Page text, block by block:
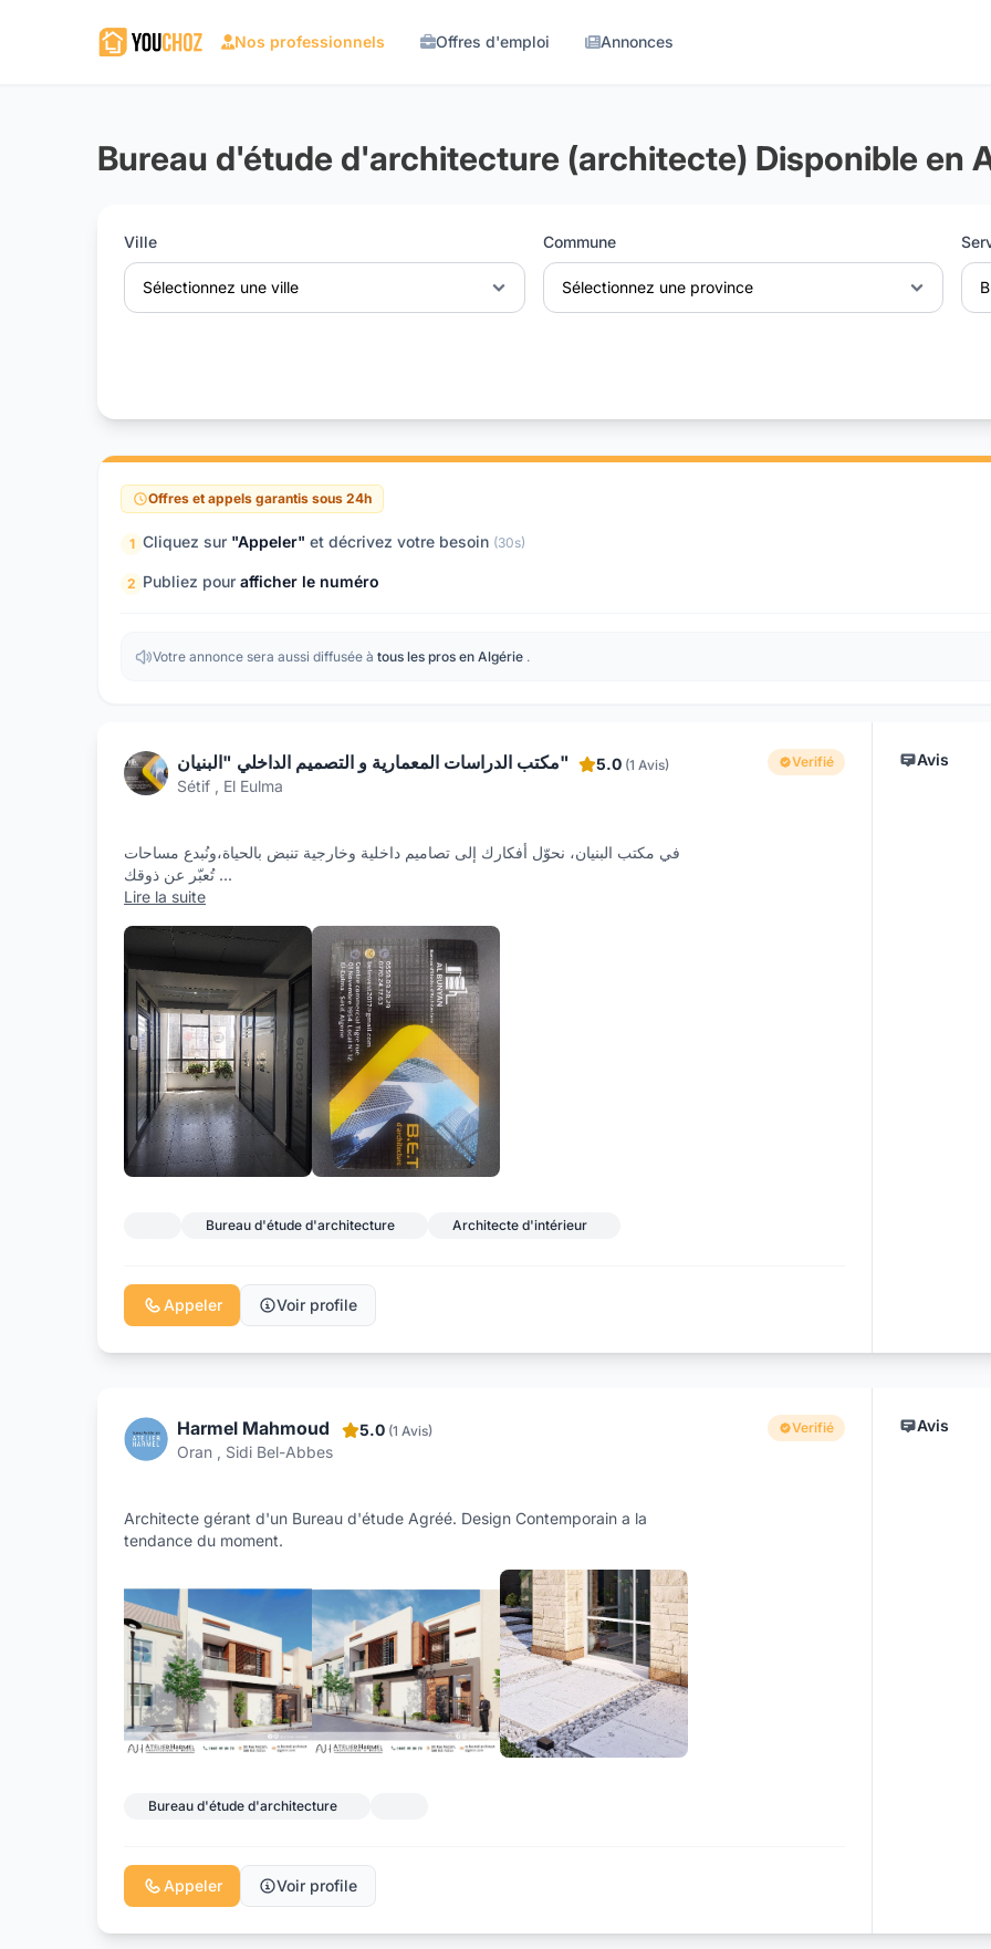
Nos professionnels Offres d'emploi Annonces
Bureau d'étude d'architecture (architecte) Disponible en
Ville
Sélectionnez une ville
Commune
Sélectionnez une province
Offres et appels garantis sous 24h
1 Cliquez sur "Appeler" et décrivez votre besoin (30s)
2 Publiez pour afficher le numéro
Votre annonce sera aussi diffusée à tous les pros en Algérie .
مكتب الدراسات المعمارية و التصميم الداخلي "البنيان"
Sétif , El Eulma
5.0 (1 Avis) Verifié
في مكتب البنيان، نحوّل أفكارك إلى تصاميم داخلية وخارجية تنبض بالحياة،ونُبدع مساحات
تُعبّر عن ذوقك ...
Lire la suite
Bureau d'étude d'architecture Architecte d'intérieur
Appeler Voir profile
Avis
Harmel Mahmoud
Oran , Sidi Bel-Abbes
5.0 (1 Avis) Verifié
Architecte gérant d'un Bureau d'étude Agréé. Design Contemporain a la
tendance du moment.
Bureau d'étude d'architecture
Appeler Voir profile
Avis